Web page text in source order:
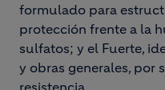
formulado para
protección frente a la
sulfatos; y el Fuerte,
y obras generales, por